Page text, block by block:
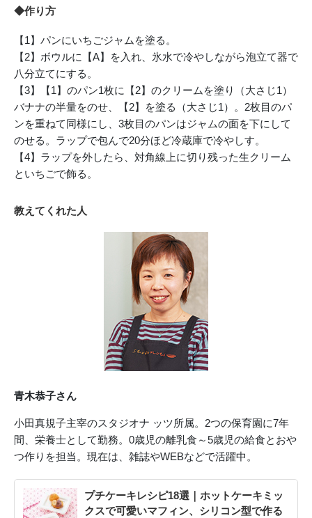
◆作り方
【1】パンにいちごジャムを塗る。
【2】ボウルに【A】を入れ、氷水で冷やしながら泡立て器で
八分立てにする。
【3】【1】のパン1枚に【2】のクリームを塗り（大さじ1）
バナナの半量をのせ、【2】を塗る（大さじ1）。2枚目のパ
ンを重ねて同様にし、3枚目のパンはジャムの面を下にして
のせる。ラップで包んで20分ほど冷蔵庫で冷やしす。
【4】ラップを外したら、対角線上に切り残った生クリーム
といちごで飾る。
教えてくれた人
青木恭子さん
小田真規子主宰のスタジオナ ッツ所属。2つの保育園に7年
間、栄養士として勤務。0歳児の離乳食～5歳児の給食とおや
つ作りを担当。現在は、雑誌やWEBなどで活躍中。
プチケーキレシピ18選｜ホットケーキミッ
クスで可愛いマフィン、シリコン型で作る